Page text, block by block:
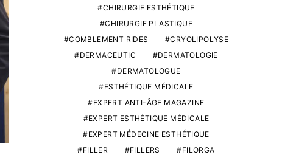
CHIRURGIE ESTHÉTIQUE
CHIRURGIE PLASTIQUE
COMBLEMENT RIDES
CRYOLIPOLYSE
DERMACEUTIC
DERMATOLOGIE
DERMATOLOGUE
ESTHÉTIQUE MÉDICALE
EXPERT ANTI-ÂGE MAGAZINE
EXPERT ESTHÉTIQUE MÉDICALE
EXPERT MÉDECINE ESTHÉTIQUE
FILLER
FILLERS
FILORGA